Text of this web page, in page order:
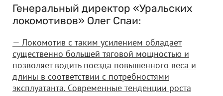
Генеральный директор «Уральских
локомотивов» Олег Спаи:
— Локомотив с таким усилением обладает
существенно большей тяговой мощностью и
позволяет водить поезда повышенного веса и
длины в соответствии с потребностями
эксплуатанта. Современные тенденции роста